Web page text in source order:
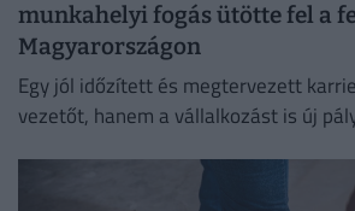
munkahelyi fogás ütötte fel a
Magyarországon
Egy jól időzített és megtervezett
vezetőt, hanem a vállalkozást is új